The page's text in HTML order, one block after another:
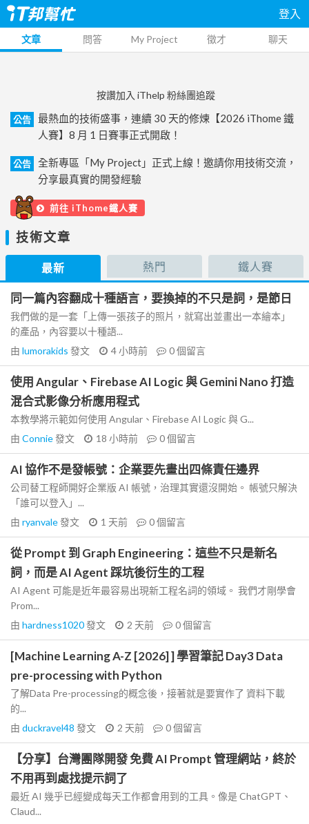
登入
文章 問答 My Project 徵才 聊天
按讚加入 iThelp 粉絲團追蹤
公告
最熱血的技術盛事，連續 30 天的修煉【2026 iThome 鐵
人賽】8 月 1 日賽事正式開啟！
公告
全新專區「My Project」正式上線！邀請你用技術交流，
分享最真實的開發經驗
前往 iThome鐵人賽
技術文章
最新 熱門 鐵人賽
同一篇內容翻成十種語言，要換掉的不只是詞，是節日
我們做的是一套「上傳一張孩子的照片，就寫出並畫出一本繪本」
的產品，內容要以十種語...
由 lumorakids 發文 4 小時前 0個留言
使用 Angular、Firebase AI Logic 與 Gemini Nano 打造
混合式影像分析應用程式
本教學將示範如何使用 Angular、Firebase AI Logic 與 G...
由 Connie發文 18 小時前 0個留言
AI 協作不是發帳號：企業要先畫出四條責任邊界
公司替工程師開好企業版 AI 帳號，治理其實還沒開始。 帳號只解決
「誰可以登入」...
由 ryanvale發文 1 天前 0個留言
從 Prompt 到 Graph Engineering：這些不只是新名
詞，而是 AI Agent 踩坑後衍生的工程
AI Agent 可能是近年最容易出現新工程名詞的領域。 我們才剛學會
Prom...
由 hardness1020發文 2 天前 0個留言
[Machine Learning A-Z [2026] ] 學習筆記 Day3 Data
pre-processing with Python
了解Data Pre-processing的概念後，接著就是要實作了 資料下載
的...
由 duckravel48 發文 2 天前 0個留言
【分享】台灣團隊開發 免費 AI Prompt 管理網站，終於
不用再到處找提示詞了
最近 AI 幾乎已經變成每天工作都會用到的工具。像是 ChatGPT、
Claud...